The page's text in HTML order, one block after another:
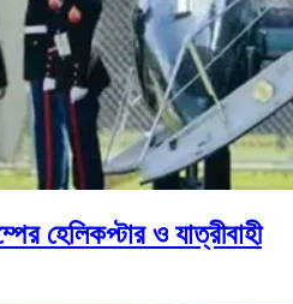
হেলিকপ্টার ও যাত্রীবাহী